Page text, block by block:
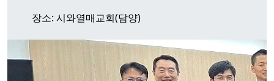
장소: 시와열매교회(담양)